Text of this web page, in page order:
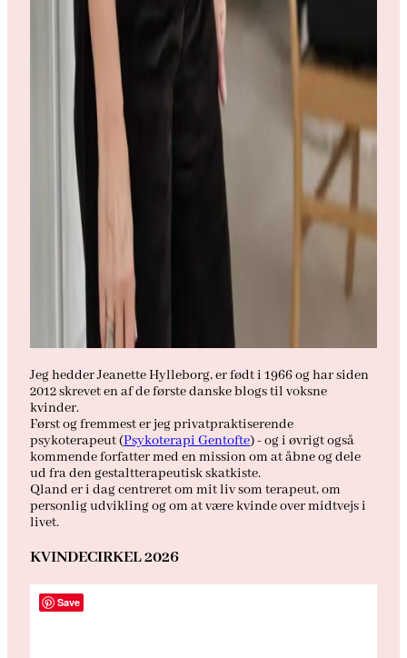
Jeg hedder Jeanette Hylleborg, er født i 1966 og har siden
2012 skrevet en af de første danske blogs til voksne
kvinder.
Først og fremmest er jeg privatpraktiserende
psykoterapeut (Psykoterapi Gentofte) - og i øvrigt også
kommende forfatter med en mission om at åbne og dele
ud fra den gestaltterapeutisk skatkiste.
Qland er i dag centreret om mit liv som terapeut, om
personlig udvikling og om at være kvinde over midtvejs i
livet.
KVINDECIRKEL 2026
Save